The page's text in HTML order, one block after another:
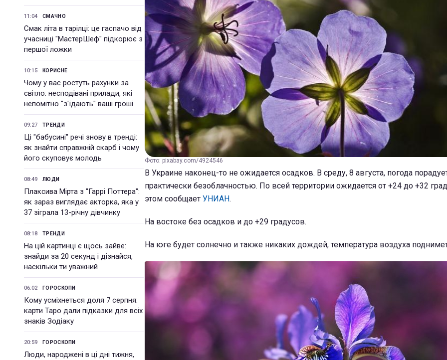
11:04 СМАЧНО
Смак літа в тарілці: це гаспачо від
учасниці "МастерШеф" підкорює з
першої ложки
10:15 КОРИСНЕ
Чому у вас ростуть рахунки за
світло: несподівані прилади, які
непомітно "з'їдають" ваші гроші
09:27 ТРЕНДИ
Ці "бабусині" речі знову в тренді:
як знайти справжній скарб і чому
його скуповує молодь
08:49 ЛЮДИ
Плаксива Мірта з "Гаррі Поттера":
як зараз виглядає акторка, яка у
37 зіграла 13-річну дівчинку
08:18 ТРЕНДИ
На цій картинці є щось зайве:
знайди за 20 секунд і дізнайся,
наскільки ти уважний
06:02 ГОРОСКОПИ
Кому усміхнеться доля 7 серпня:
карти Таро дали підказки для всіх
знаків Зодіаку
20:59 ГОРОСКОПИ
Люди, народжені в ці дні тижня,
Фото: pixabay.com/4924546
В Украине наконец-то не ожидается осадков. В среду, 8 августа, погода
практически безоблачностью. По всей территории ожидается от +24 до +32
этом сообщает УНИАН.
На востоке без осадков и до +29 градусов.
На юге будет солнечно и также никаких дождей, температура воздуха